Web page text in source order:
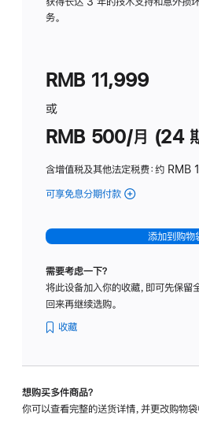
务。
RMB 11,999
或
RMB 500/月 (24
含增值税及其他法定税费：约 RMB
可享免息分期付款 (Studio
-
标
璃
转
添加到购物
需要考虑一下？
将此设备加入你的收藏，即可先保留
回来再继续选购。
收藏
想购买多件商品？
你可以查看完整的送货详情，并更改购物袋